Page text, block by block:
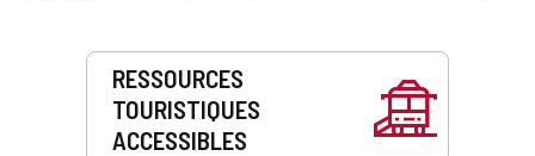
Prestations
RESSOURCES
TOURISTIQUES
ACCESSIBLES